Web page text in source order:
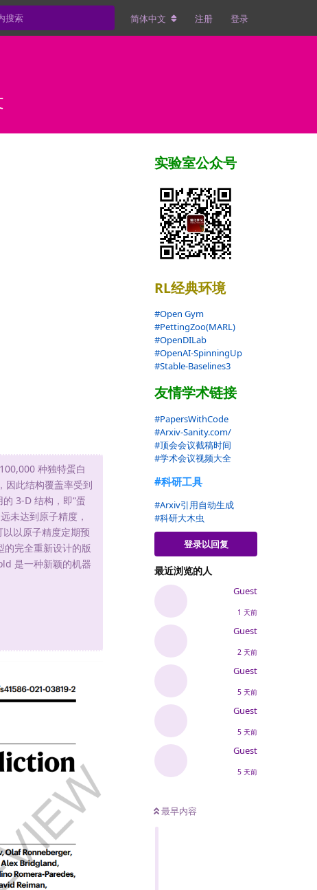
简体中文 注册 登录
实验室公众号
RL经典环境
#Open Gym
#PettingZoo(MARL)
#OpenDILab
#OpenAI-SpinningUp
#Stable-Baselines3
友情学术链接
#PapersWithCode
#Arxiv-Sanity.com/
#顶会会议截稿时间
#学术会议视频大全
#科研工具
#Arxiv引用自动生成
#科研大木虫
登录以回复
最近浏览的人
Guest
1 天前
Guest
2 天前
Guest
5 天前
Guest
5 天前
Guest
5 天前
最早内容
种独特蛋白
因此结构覆盖率受到
3-D 结构，即“蛋
未达到原子精度，
以原子精度定期预
的完全重新设计的版
是一种新颖的机器